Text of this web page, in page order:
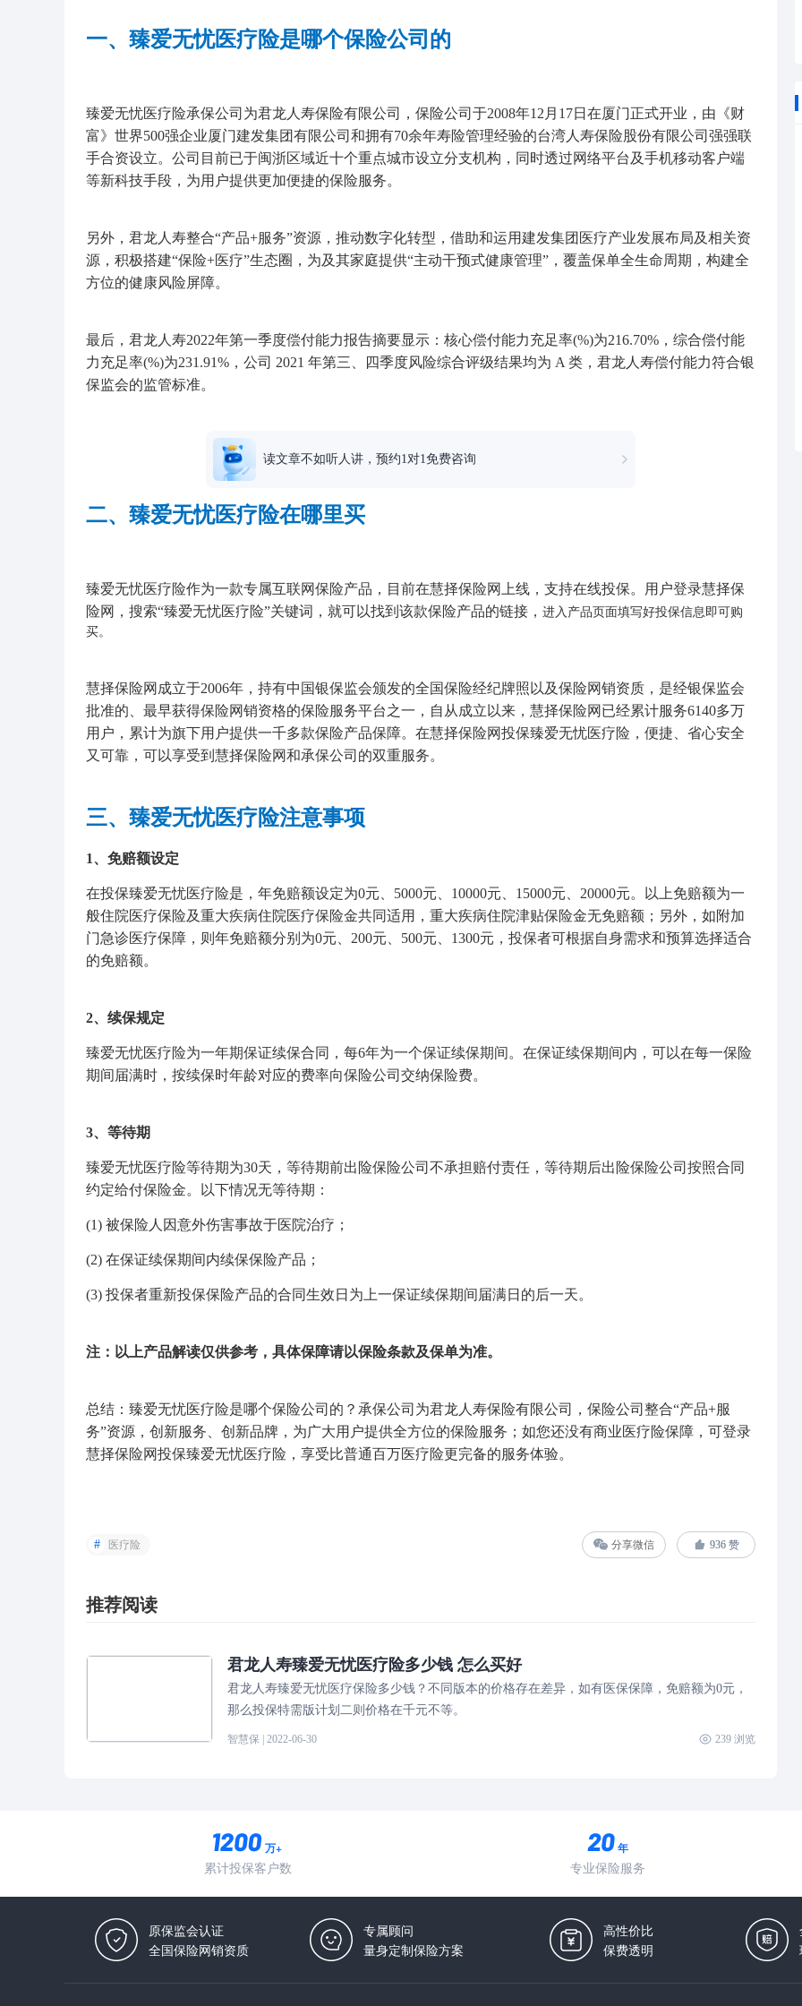
一、臻爱无忧医疗险是哪个保险公司的
臻爱无忧医疗险承保公司为君龙人寿保险有限公司，保险公司于2008年12月17日在厦门正式开业，由《财
富》世界500强企业厦门建发集团有限公司和拥有70余年寿险管理经验的台湾人寿保险股份有限公司强强联
手合资设立。公司目前已于闽浙区域近十个重点城市设立分支机构，同时透过网络平台及手机移动客户端
等新科技手段，为用户提供更加便捷的保险服务。
另外，君龙人寿整合“产品+服务”资源，推动数字化转型，借助和运用建发集团医疗产业发展布局及相关资
源，积极搭建“保险+医疗”生态圈，为及其家庭提供“主动干预式健康管理”，覆盖保单全生命周期，构建全
方位的健康风险屏障。
最后，君龙人寿2022年第一季度偿付能力报告摘要显示：核心偿付能力充足率(%)为216.70%，综合偿付能
力充足率(%)为231.91%，公司 2021 年第三、四季度风险综合评级结果均为 A 类，君龙人寿偿付能力符合银
保监会的监管标准。
读文章不如听人讲，预约1对1免费咨询
二、臻爱无忧医疗险在哪里买
臻爱无忧医疗险作为一款专属互联网保险产品，目前在慧择保险网上线，支持在线投保。用户登录慧择保
险网，搜索“臻爱无忧医疗险”关键词，就可以找到该款保险产品的链接， 进入产品页面填写好投保信息即可购
买。
慧择保险网成立于2006年，持有中国银保监会颁发的全国保险经纪牌照以及保险网销资质，是经银保监会
批准的、最早获得保险网销资格的保险服务平台之一，自从成立以来，慧择保险网已经累计服务6140多万
用户，累计为旗下用户提供一千多款保险产品保障。在慧择保险网投保臻爱无忧医疗险，便捷、省心安全
又可靠，可以享受到慧择保险网和承保公司的双重服务。
三、臻爱无忧医疗险注意事项
1、免赔额设定
在投保臻爱无忧医疗险是，年免赔额设定为0元、5000元、10000元、15000元、20000元。以上免赔额为一
般住院医疗保险及重大疾病住院医疗保险金共同适用，重大疾病住院津贴保险金无免赔额；另外，如附加
门急诊医疗保障，则年免赔额分别为0元、200元、500元、1300元，投保者可根据自身需求和预算选择适合
的免赔额。
2、续保规定
臻爱无忧医疗险为一年期保证续保合同，每6年为一个保证续保期间。在保证续保期间内，可以在每一保险
期间届满时，按续保时年龄对应的费率向保险公司交纳保险费。
3、等待期
臻爱无忧医疗险等待期为30天，等待期前出险保险公司不承担赔付责任，等待期后出险保险公司按照合同
约定给付保险金。以下情况无等待期：
(1) 被保险人 因意外伤害事故于医院治疗；
(2) 在保证续保期间内续保保险产品；
(3) 投保者重新投保保险产品的合同生效日为上一保证续保期间届满日的后一天。
注：以上产品解读仅供参考，具体保障请以保险条款及保单为准。
总结：臻爱无忧医疗险是哪个保险公司的？承保公司为君龙人寿保险有限公司，保险公司整合“产品+服
务”资源，创新服务、创新品牌，为广大用户提供全方位的保险服务；如您还没有商业医疗险保障，可登录
慧择保险网投保臻爱无忧医疗险，享受比普通百万医疗险更完备的服务体验。
医疗险 分享微信 936赞
推荐阅读
君龙人寿臻爱无忧医疗险多少钱 怎么买好
君龙人寿臻爱无忧医疗保险多少钱？不同版本的价格存在差异，如有医保保障，免赔额为0元，
那么投保特需版计划二则价格在千元不等。
智慧保 | 2022-06-30 239 浏览
万+
累计投保客户数
年
专业保险服务
原保监会认证
全国保险网销资质
专属顾问
量身定制保险方案
高性价比
保费透明